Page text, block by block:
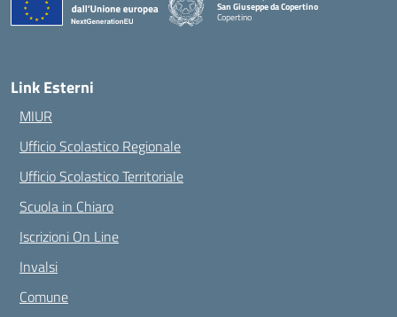
San Giuseppe da Copertino
Copertino
— Visita la pagina iniziale della scuola
Link Esterni
MIUR
Ufficio Scolastico Regionale
Ufficio Scolastico Territoriale
Scuola in Chiaro
Iscrizioni On Line
Invalsi
Comune